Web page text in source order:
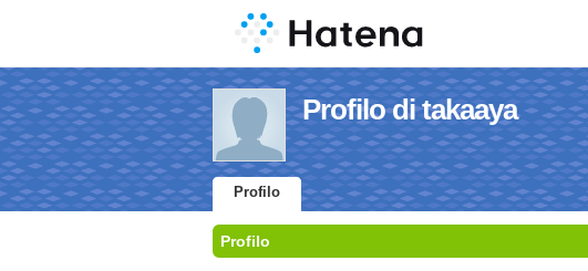
Profilo di takaaya
Profilo
Profilo